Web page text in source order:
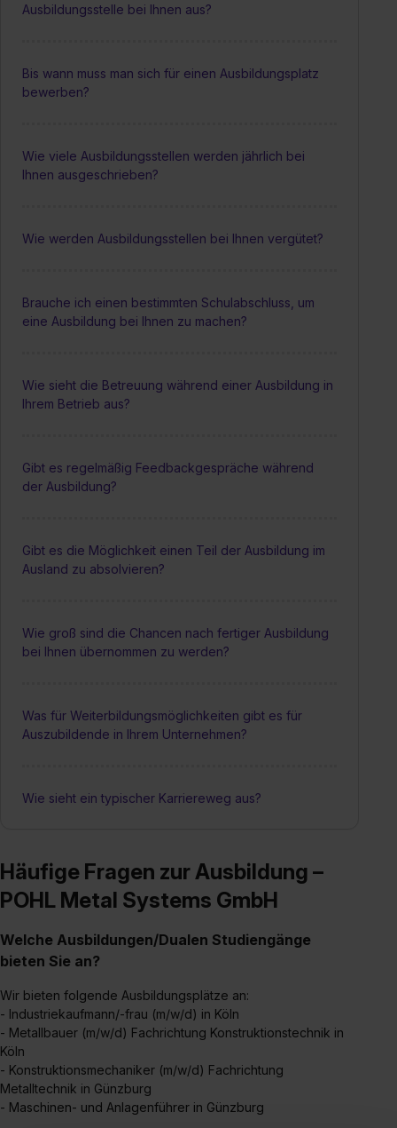
Ausbildungsstelle bei Ihnen aus?
Bis wann muss man sich für einen Ausbildungsplatz
bewerben?
Wie viele Ausbildungsstellen werden jährlich bei
Ihnen ausgeschrieben?
Wie werden Ausbildungsstellen bei Ihnen vergütet?
Brauche ich einen bestimmten Schulabschluss, um
eine Ausbildung bei Ihnen zu machen?
Wie sieht die Betreuung während einer Ausbildung in
Ihrem Betrieb aus?
Gibt es regelmäßig Feedbackgespräche während
der Ausbildung?
Gibt es die Möglichkeit einen Teil der Ausbildung im
Ausland zu absolvieren?
Wie groß sind die Chancen nach fertiger Ausbildung
bei Ihnen übernommen zu werden?
Was für Weiterbildungsmöglichkeiten gibt es für
Auszubildende in Ihrem Unternehmen?
Wie sieht ein typischer Karriereweg aus?
Häufige Fragen zur Ausbildung –
POHL Metal Systems GmbH
Welche Ausbildungen/Dualen Studiengänge
bieten Sie an?
Wir bieten folgende Ausbildungsplätze an:
- Industriekaufmann/-frau (m/w/d) in Köln
- Metallbauer (m/w/d) Fachrichtung Konstruktionstechnik in
Köln
- Konstruktionsmechaniker (m/w/d) Fachrichtung
Metalltechnik in Günzburg
- Maschinen- und Anlagenführer in Günzburg